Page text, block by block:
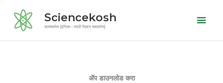
content
Sciencekosh
सायंसकोश (इंग्लिश - मराठी विज्ञान शब्दकोश)
ॲप डाउनलोड करा